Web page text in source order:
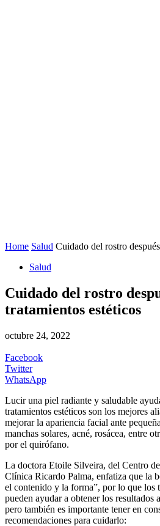
Home Salud Cuidado del rostro
Salud
Cuidado del rostro
tratamientos estéticos
octubre 24, 2022
Facebook
Twitter
WhatsApp
Lucir una piel radiante y saludable
tratamientos estéticos son los mejores
mejorar la apariencia facial ante
manchas solares, acné, rosácea, entre
por el quirófano.
La doctora Etoile Silveira, del Centro
Clínica Ricardo Palma, enfatiza que la
el contenido y la forma”, por lo que los
pueden ayudar a obtener los resultados
pero también es importante tener en
recomendaciones para cuidarlo: